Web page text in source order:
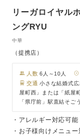
リーガロイヤル
ングRYU
中華
（提携店）
人数 6人～10人
交通 小さな結婚式
屋町西」または「紙屋
「県庁前」駅直結そご
・アレルギー対応可能
・お子様向けメニュ